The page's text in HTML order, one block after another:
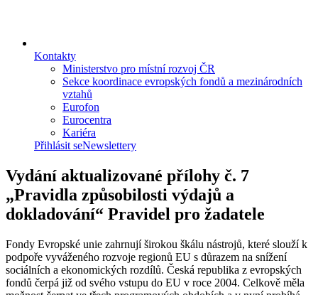
Kontakty
Ministerstvo pro místní rozvoj ČR
Sekce koordinace evropských fondů a mezinárodních
vztahů
Eurofon
Eurocentra
Kariéra
Přihlásit seNewslettery
Vydání aktualizované přílohy č. 7
„Pravidla způsobilosti výdajů a
dokladování“ Pravidel pro žadatele
Fondy Evropské unie zahrnují širokou škálu nástrojů, které slouží k
podpoře vyváženého rozvoje regionů EU s důrazem na snížení
sociálních a ekonomických rozdílů. Česká republika z evropských
fondů čerpá již od svého vstupu do EU v roce 2004. Celkově měla